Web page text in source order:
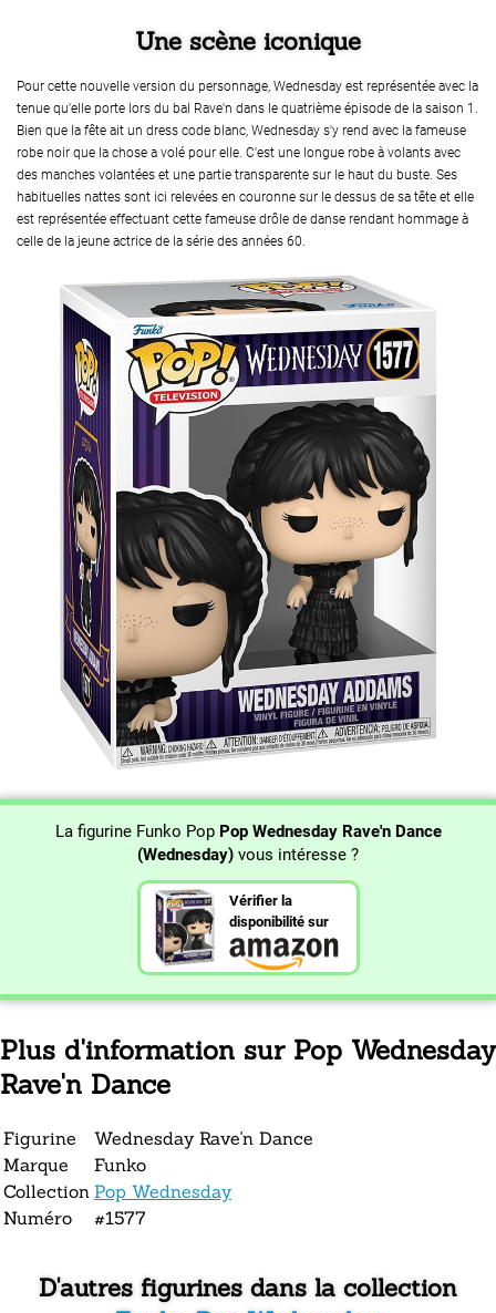
Une scène iconique
Pour cette nouvelle version du personnage, Wednesday est représentée avec la
tenue qu'elle porte lors du bal Rave'n dans le quatrième épisode de la saison 1.
Bien que la fête ait un dress code blanc, Wednesday s'y rend avec la fameuse
robe noir que la chose a volé pour elle. C'est une longue robe à volants avec
des manches volantées et une partie transparente sur le haut du buste. Ses
habituelles nattes sont ici relevées en couronne sur le dessus de sa tête et elle
est représentée effectuant cette fameuse drôle de danse rendant hommage à
celle de la jeune actrice de la série des années 60.
La figurine Funko Pop Pop Wednesday Rave'n Dance
(Wednesday) vous intéresse ?
Vérifier la
disponibilité sur
Plus d'information sur Pop Wednesday
Rave'n Dance
Figurine
Wednesday Rave'n Dance
Marque
Funko
Collection Pop Wednesday
Numéro
#1577
D'autres figurines dans la collection